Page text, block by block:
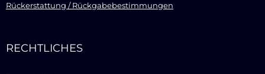
Rückerstattung / Rückgabebestimmungen
RECHTLICHES